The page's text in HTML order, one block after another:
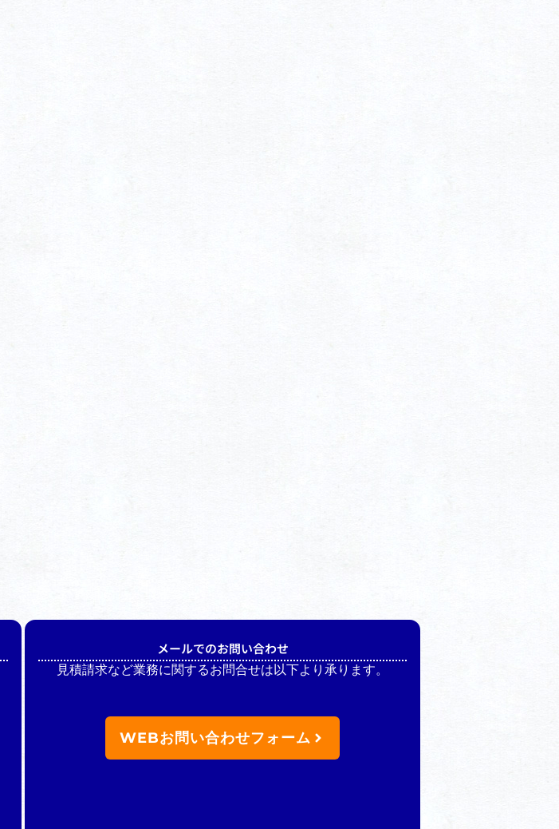
メールでのお問い合わせ
見積請求など業務に関するお問合せは以下より承ります。
WEBお問い合わせフォーム